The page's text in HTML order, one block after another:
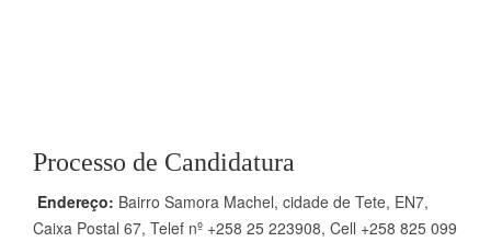
Processo de Candidatura
Endereço: Bairro Samora Machel, cidade de Tete, EN7,
Caixa Postal 67, Telef nº +258 25 223908, Cell +258 825 099